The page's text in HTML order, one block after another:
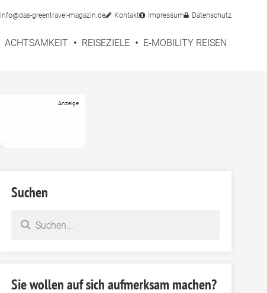
info@das-greentravel-magazin.de Kontakt Impressum Datenschutz
ACHTSAMKEIT REISEZIELE E-MOBILITY REISEN
Suchen
Sie wollen auf sich aufmerksam machen?